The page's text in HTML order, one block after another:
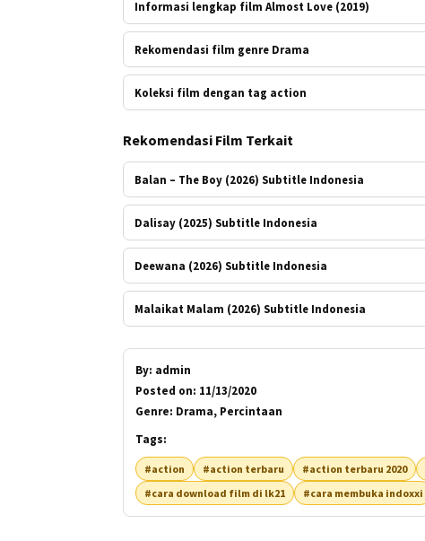
Informasi lengkap film Almost Love (2019)
Rekomendasi film genre Drama
Koleksi film dengan tag action
Rekomendasi Film Terkait
Balan – The Boy (2026) Subtitle Indonesia
Dalisay (2025) Subtitle Indonesia
Deewana (2026) Subtitle Indonesia
Malaikat Malam (2026) Subtitle Indonesia
By: admin
Posted on: 11/13/2020
Genre: Drama, Percintaan
Tags:
#action #action terbaru #action terbaru 2020
#cara download film di lk21
#cara membuka indoxxi